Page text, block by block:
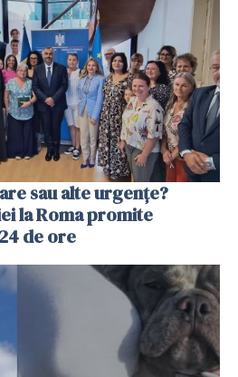
sau alte urgențe?
la Roma promite
de ore